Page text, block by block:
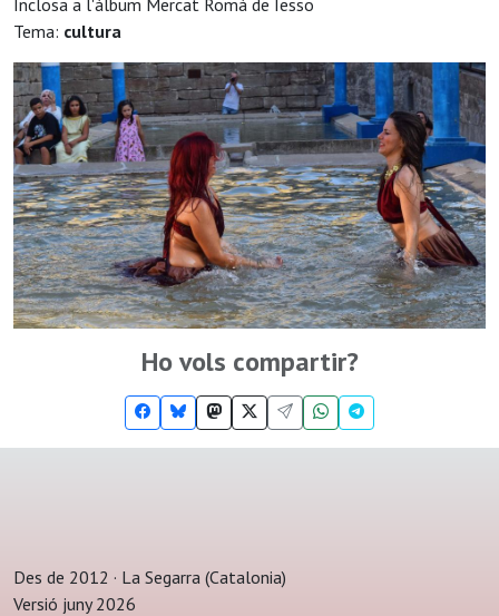
Inclosa a l'àlbum Mercat Romà de Iesso
Tema: cultura
Ho vols compartir?
Des de 2012 · La Segarra (Catalonia)
Versió juny 2026